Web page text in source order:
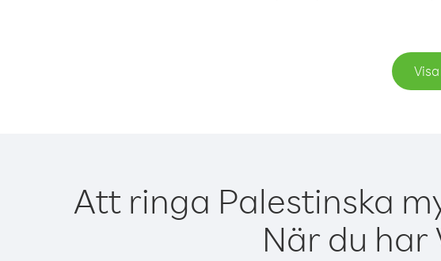
Att ringa Palestinska
När du har